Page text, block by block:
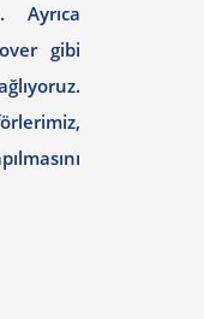
Ayrıca
gibi